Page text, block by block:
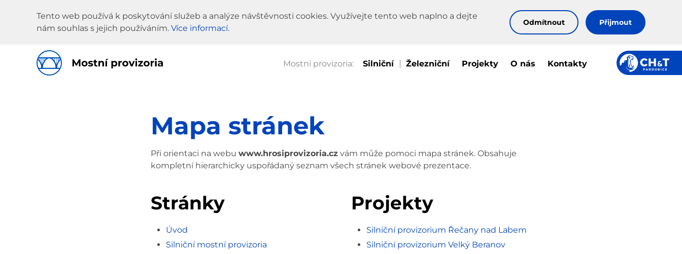
Tento web používá k poskytování služeb a analýze návštěvnosti cookies. Využívejte tento web naplno a dejte
nám souhlas s jejich používáním. Více informací.
Odmítnout Přijmout
Silniční Železniční Projekty O nás Kontakty
Mapa stránek
Při orientaci na webu www.hrosiprovizoria.cz vám může pomoci mapa stránek. Obsahuje
kompletní hierarchicky uspořádaný seznam všech stránek webové prezentace.
Stránky
Úvod
Silniční mostní provizoria
Projekty
Silniční provizorium Řečany nad Labem
Silniční provizorium Velký Beranov